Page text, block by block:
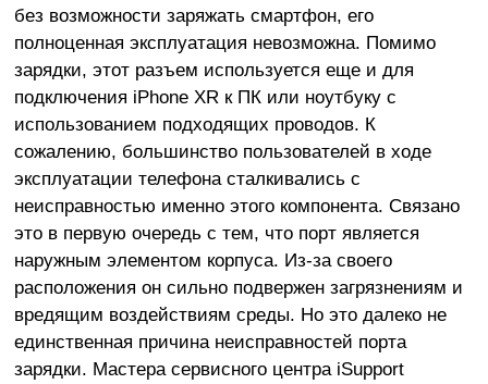
без возможности заряжать смартфон, его
полноценная эксплуатация невозможна. Помимо
зарядки, этот разъем используется еще и для
подключения iPhone XR к ПК или ноутбуку с
использованием подходящих проводов. К
сожалению, большинство пользователей в ходе
эксплуатации телефона сталкивались с
неисправностью именно этого компонента. Связано
это в первую очередь с тем, что порт является
наружным элементом корпуса. Из-за своего
расположения он сильно подвержен загрязнениям и
вредящим воздействиям среды. Но это далеко не
единственная причина неисправностей порта
зарядки. Мастера сервисного центра iSupport